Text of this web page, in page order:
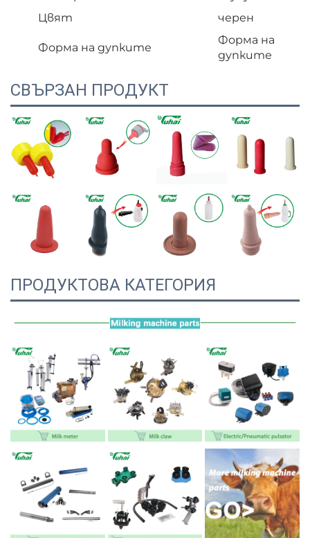
Цвят
черен
Форма на дупките
Форма на
дупките
СВЪРЗАН ПРОДУКТ
ПРОДУКТОВА КАТЕГОРИЯ